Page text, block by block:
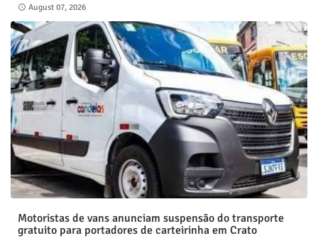
August 07, 2026
Motoristas de vans anunciam suspensão do transporte
gratuito para portadores de carteirinha em Crato